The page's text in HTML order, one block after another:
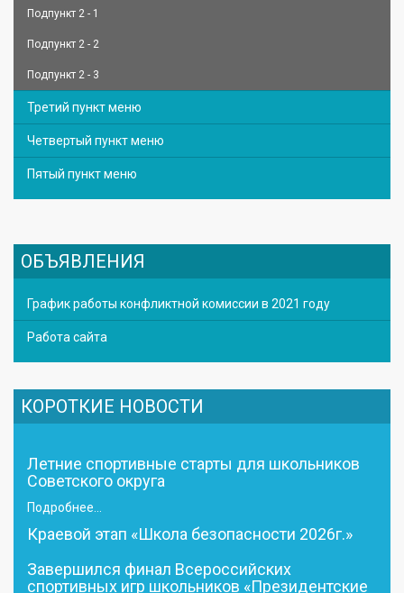
Подпункт 2 - 1
Подпункт 2 - 2
Подпункт 2 - 3
Третий пункт меню
Четвертый пункт меню
Пятый пункт меню
ОБЪЯВЛЕНИЯ
График работы конфликтной комиссии в 2021 году
Работа сайта
КОРОТКИЕ НОВОСТИ
Летние спортивные старты для школьников
Советского округа
Подробнее...
Краевой этап «Школа безопасности 2026г.»
Завершился финал Всероссийских
спортивных игр школьников «Президентские